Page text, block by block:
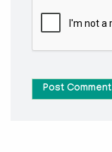
Post Comment